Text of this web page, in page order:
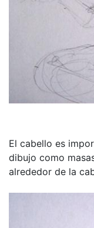
El cabello es
dibujo como
alrededor de la